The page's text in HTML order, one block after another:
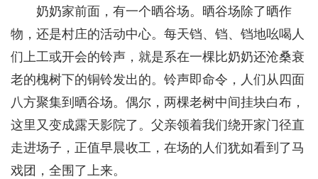
奶奶家前面，有一个晒谷场。晒谷场除了晒作
物，还是村庄的活动中心。每天铛、铛、铛地吆喝人
们上工或开会的铃声，就是系在一棵比奶奶还沧桑衰
老的槐树下的铜铃发出的。铃声即命令，人们从四面
八方聚集到晒谷场。偶尔，两棵老树中间挂块白布，
这里又变成露天影院了。父亲领着我们绕开家门径直
走进场子，正值早晨收工，在场的人们犹如看到了马
戏团，全围了上来。